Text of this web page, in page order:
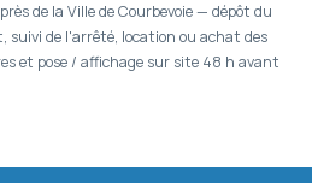
de la Ville de Courbevoie — dépôt du
suivi de l'arrêté, location ou achat des
et pose / affichage sur site 48 h avant